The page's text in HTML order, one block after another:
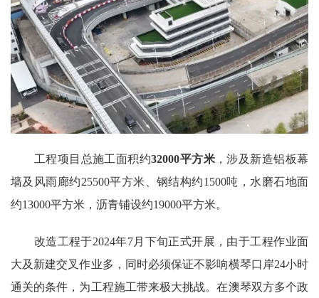
工程项目总施工面积约32000平方米，涉及新造铝板幕
墙及风雨廊约25500平方米、钢结构约1500吨，水磨石地面
约13000平方米，沥青铺设约19000平方米。
改造工程于2024年7月下旬正式开展，由于工程作业面
大及新建交叉作业多，同时必须保证不影响横琴口岸24小时
通关的条件，为工程施工带来极大挑战。在澳琴双方多个政